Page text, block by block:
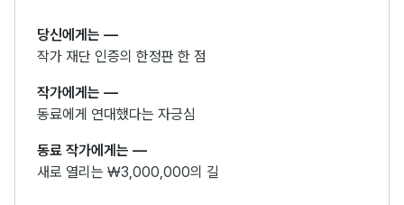
당신에게는 —
작가 재단 인증의 한정판 한 점
작가에게는 —
동료에게 연대했다는 자긍심
동료 작가에게는 —
새로 열리는 ₩3,000,000의 길